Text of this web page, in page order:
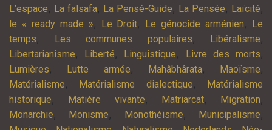
L’espace, La falsafa, La Pensé-Guide, La Pensée, Laïcité,
le « ready made », Le Droit, Le génocide arménien,
Le
temps, Les communes populaires, Libéralisme,
Libertarianisme, Liberté, Linguistique, Livre des morts,
Lumières, Lutte armée, Mahâbhârata, Maoïsme,
Matérialisme, Matérialisme dialectique,
Matérialisme
historique, Matière vivante, Matriarcat, Migration,
Monarchie, Monisme, Monothéisme, Municipalisme,